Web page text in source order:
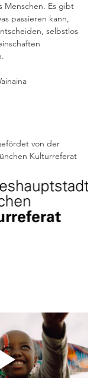
Menschen. Es gibt
passieren kann,
selbstlos
von der
Kulturreferat